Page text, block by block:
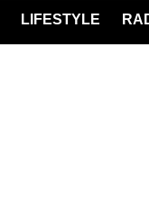
LIFESTYLE